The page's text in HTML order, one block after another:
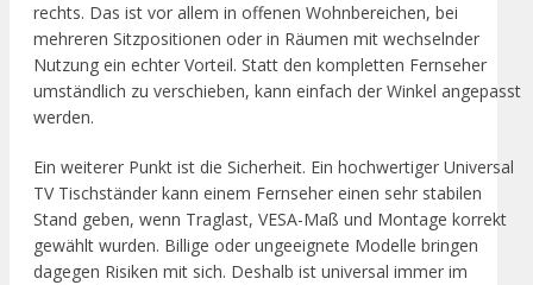
rechts. Das ist vor allem in offenen Wohnbereichen, bei
mehreren Sitzpositionen oder in Räumen mit wechselnder
Nutzung ein echter Vorteil. Statt den kompletten Fernseher
umständlich zu verschieben, kann einfach der Winkel angepasst
werden.
Ein weiterer Punkt ist die Sicherheit. Ein hochwertiger Universal
TV Tischständer kann einem Fernseher einen sehr stabilen
Stand geben, wenn Traglast, VESA-Maß und Montage korrekt
gewählt wurden. Billige oder ungeeignete Modelle bringen
dagegen Risiken mit sich. Deshalb ist universal immer im